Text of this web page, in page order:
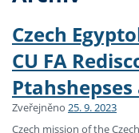
Czech
CU FA
Zveřejněno 25. 9. 2023
Czech mission of the